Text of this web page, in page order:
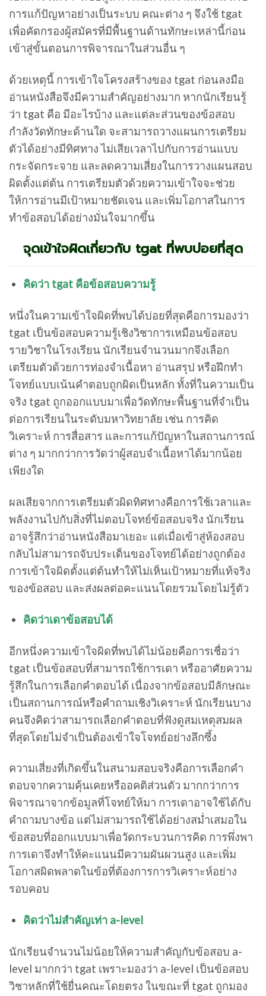
การแก้ปัญหาอย่างเป็นระบบ คณะต่าง ๆ จึงใช้ tgat
เพื่อคัดกรองผู้สมัครที่มีพื้นฐานด้านทักษะเหล่านี้ก่อน
เข้าสู่ขั้นตอนการพิจารณาในส่วนอื่น ๆ
ด้วยเหตุนี้ การเข้าใจโครงสร้างของ tgat ก่อนลงมือ
อ่านหนังสือจึงมีความสำคัญอย่างมาก หากนักเรียนรู้
ว่า tgat คือ มีอะไรบ้าง และแต่ละส่วนของข้อสอบ
กำลังวัดทักษะด้านใด จะสามารถวางแผนการเตรียม
ตัวได้อย่างมีทิศทาง ไม่เสียเวลาไปกับการอ่านแบบ
กระจัดกระจาย และลดความเสี่ยงในการวางแผนสอบ
ผิดตั้งแต่ต้น การเตรียมตัวด้วยความเข้าใจจะช่วย
ให้การอ่านมีเป้าหมายชัดเจน และเพิ่มโอกาสในการ
ทำข้อสอบได้อย่างมั่นใจมากขึ้น
จุดเข้าใจผิดเกี่ยวกับ tgat ที่พบบ่อยที่สุด
คิดว่า tgat คือข้อสอบความรู้
หนึ่งในความเข้าใจผิดที่พบได้บ่อยที่สุดคือการมองว่า
tgat เป็นข้อสอบความรู้เชิงวิชาการเหมือนข้อสอบ
รายวิชาในโรงเรียน นักเรียนจำนวนมากจึงเลือก
เตรียมตัวด้วยการท่องจำเนื้อหา อ่านสรุป หรือฝึกทำ
โจทย์แบบเน้นคำตอบถูกผิดเป็นหลัก ทั้งที่ในความเป็น
จริง tgat ถูกออกแบบมาเพื่อวัดทักษะพื้นฐานที่จำเป็น
ต่อการเรียนในระดับมหาวิทยาลัย เช่น การคิด
วิเคราะห์ การสื่อสาร และการแก้ปัญหาในสถานการณ์
ต่าง ๆ มากกว่าการวัดว่าผู้สอบจำเนื้อหาได้มากน้อย
เพียงใด
ผลเสียจากการเตรียมตัวผิดทิศทางคือการใช้เวลาและ
พลังงานไปกับสิ่งที่ไม่ตอบโจทย์ข้อสอบจริง นักเรียน
อาจรู้สึกว่าอ่านหนังสือมาเยอะ แต่เมื่อเข้าสู่ห้องสอบ
กลับไม่สามารถจับประเด็นของโจทย์ได้อย่างถูกต้อง
การเข้าใจผิดตั้งแต่ต้นทำให้ไม่เห็นเป้าหมายที่แท้จริง
ของข้อสอบ และส่งผลต่อคะแนนโดยรวมโดยไม่รู้ตัว
คิดว่าเดาข้อสอบได้
อีกหนึ่งความเข้าใจผิดที่พบได้ไม่น้อยคือการเชื่อว่า
tgat เป็นข้อสอบที่สามารถใช้การเดา หรืออาศัยความ
รู้สึกในการเลือกคำตอบได้ เนื่องจากข้อสอบมีลักษณะ
เป็นสถานการณ์หรือคำถามเชิงวิเคราะห์ นักเรียนบาง
คนจึงคิดว่าสามารถเลือกคำตอบที่ฟังดูสมเหตุสมผล
ที่สุดโดยไม่จำเป็นต้องเข้าใจโจทย์อย่างลึกซึ้ง
ความเสี่ยงที่เกิดขึ้นในสนามสอบจริงคือการเลือกคำ
ตอบจากความคุ้นเคยหรืออคติส่วนตัว มากกว่าการ
พิจารณาจากข้อมูลที่โจทย์ให้มา การเดาอาจใช้ได้กับ
คำถามบางข้อ แต่ไม่สามารถใช้ได้อย่างสม่ำเสมอใน
ข้อสอบที่ออกแบบมาเพื่อวัดกระบวนการคิด การพึ่งพา
การเดาจึงทำให้คะแนนมีความผันผวนสูง และเพิ่ม
โอกาสผิดพลาดในข้อที่ต้องการการวิเคราะห์อย่าง
รอบคอบ
คิดว่าไม่สำคัญเท่า a-level
นักเรียนจำนวนไม่น้อยให้ความสำคัญกับข้อสอบ a-
level มากกว่า tgat เพราะมองว่า a-level เป็นข้อสอบ
วิชาหลักที่ใช้ยื่นคณะโดยตรง ในขณะที่ tgat ถูกมอง